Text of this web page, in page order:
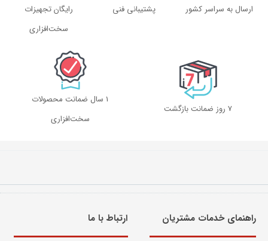
ارسال به سراسر کشور پشتیبانی فنی
رایگان تجهیزات
سخت‌افزاری
۷ روز ضمانت بازگشت
1 سال ضمانت محصولات
سخت‌افزاری
راهنمای خدمات مشتریان ارتباط با ما​